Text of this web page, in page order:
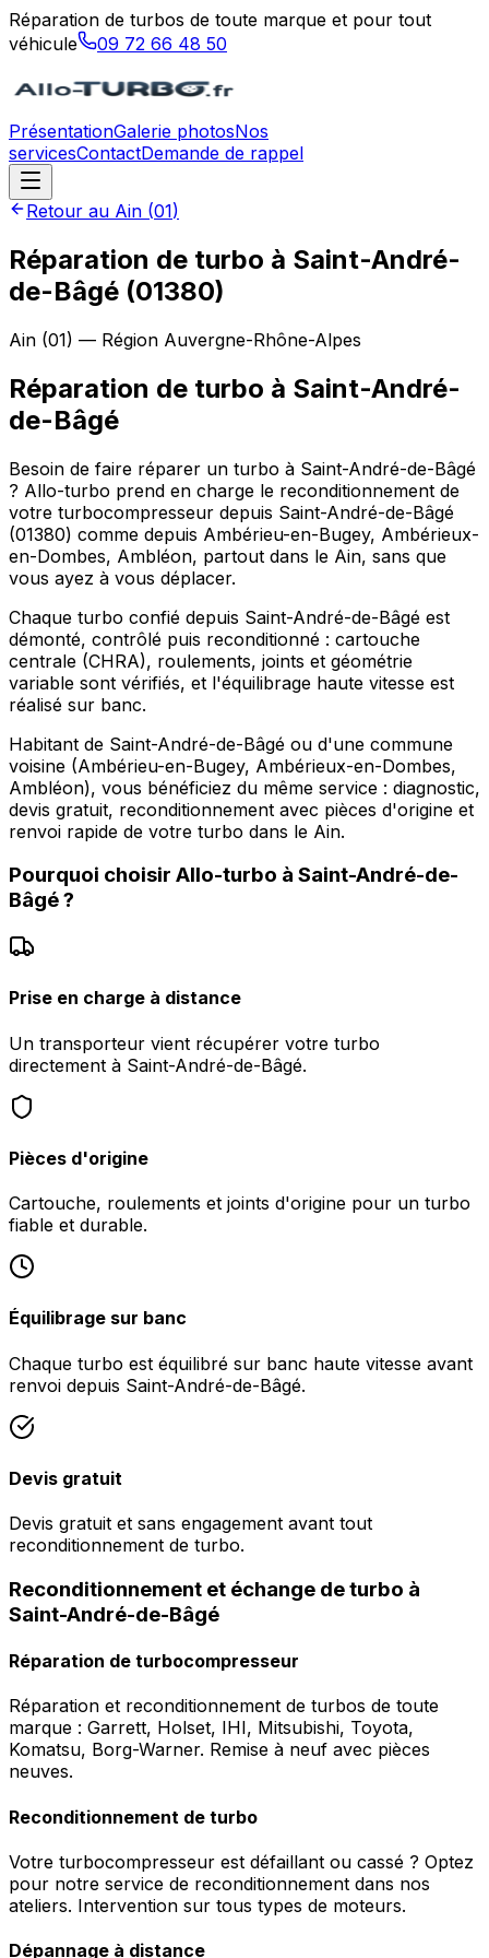
Réparation de turbos de toute marque et pour tout
véhicule
09 72 66 48 50
PrésentationGalerie photosNos
servicesContactDemande de rappel
Retour au Ain (01)
Réparation de turbo à Saint-André-
de-Bâgé (01380)
Ain (01) — Région Auvergne-Rhône-Alpes
Réparation de turbo à Saint-André-
de-Bâgé
Besoin de faire réparer un turbo à Saint-André-de-Bâgé
? Allo-turbo prend en charge le reconditionnement de
votre turbocompresseur depuis Saint-André-de-Bâgé
(01380) comme depuis Ambérieu-en-Bugey, Ambérieux-
en-Dombes, Ambléon, partout dans le Ain, sans que
vous ayez à vous déplacer.
Chaque turbo confié depuis Saint-André-de-Bâgé est
démonté, contrôlé puis reconditionné : cartouche
centrale (CHRA), roulements, joints et géométrie
variable sont vérifiés, et l'équilibrage haute vitesse est
réalisé sur banc.
Habitant de Saint-André-de-Bâgé ou d'une commune
voisine (Ambérieu-en-Bugey, Ambérieux-en-Dombes,
Ambléon), vous bénéficiez du même service : diagnostic,
devis gratuit, reconditionnement avec pièces d'origine et
renvoi rapide de votre turbo dans le Ain.
Pourquoi choisir Allo-turbo à Saint-André-de-
Bâgé?
Prise en charge à distance
Un transporteur vient récupérer votre turbo
directement à Saint-André-de-Bâgé.
Pièces d'origine
Cartouche, roulements et joints d'origine pour un turbo
fiable et durable.
Équilibrage sur banc
Chaque turbo est équilibré sur banc haute vitesse avant
renvoi depuis Saint-André-de-Bâgé.
Devis gratuit
Devis gratuit et sans engagement avant tout
reconditionnement de turbo.
Reconditionnement et échange de turbo à
Saint-André-de-Bâgé
Réparation de turbocompresseur
Réparation et reconditionnement de turbos de toute
marque : Garrett, Holset, IHI, Mitsubishi, Toyota,
Komatsu, Borg-Warner. Remise à neuf avec pièces
neuves.
Reconditionnement de turbo
Votre turbocompresseur est défaillant ou cassé ? Optez
pour notre service de reconditionnement dans nos
ateliers. Intervention sur tous types de moteurs.
Dépannage à distance